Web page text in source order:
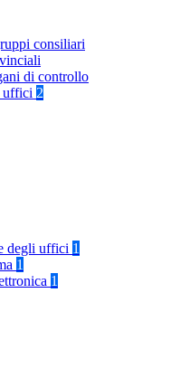
consiliari
di controllo
uffici 2
degli uffici 1
1
1